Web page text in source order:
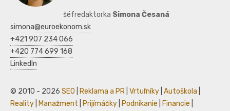
šéfredaktorka Simona Česaná
simona@euroekonom.sk
+421 907 234 066
+420 774 699 168
LinkedIn
© 2010 - 2026 SEO Reklama a PR Vrtuľníky Autoškola
Reality
Manažment Prijímáčky Podnikanie Financie